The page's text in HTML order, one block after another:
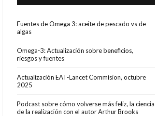
Fuentes de Omega 3: aceite de pescado vs de
algas
Omega-3: Actualización sobre beneficios,
riesgos y fuentes
Actualización EAT-Lancet Commision, octubre
2025
Podcast sobre cómo volverse más feliz, la ciencia
de la realización con el autor Arthur Brooks